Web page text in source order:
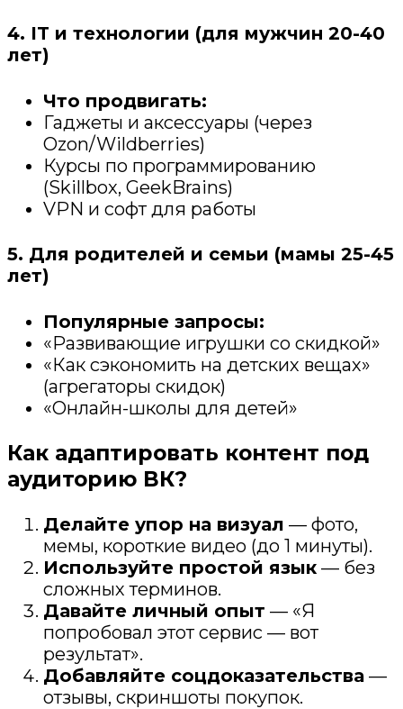
4. IT и технологии (для мужчин 20-40
лет)
Что продвигать:
Гаджеты и аксессуары (через
Ozon/Wildberries)
Курсы по программированию
(Skillbox, GeekBrains)
VPN и софт для работы
5. Для родителей и семьи (мамы 25-45
лет)
Популярные запросы:
«Развивающие игрушки со скидкой»
«Как сэкономить на детских вещах»
(агрегаторы скидок)
«Онлайн-школы для детей»
Как адаптировать контент под
аудиторию ВК?
Делайте упор на визуал — фото,
мемы, короткие видео (до 1 минуты).
Используйте простой язык — без
сложных терминов.
Давайте личный опыт — «Я
попробовал этот сервис — вот
результат».
Добавляйте соцдоказательства —
отзывы, скриншоты покупок.